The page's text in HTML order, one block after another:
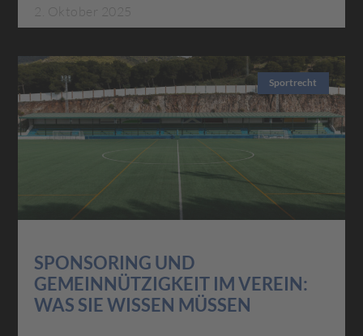
2. Oktober 2025
Sportrecht
SPONSORING UND
GEMEINNÜTZIGKEIT IM VEREIN:
WAS SIE WISSEN MÜSSEN